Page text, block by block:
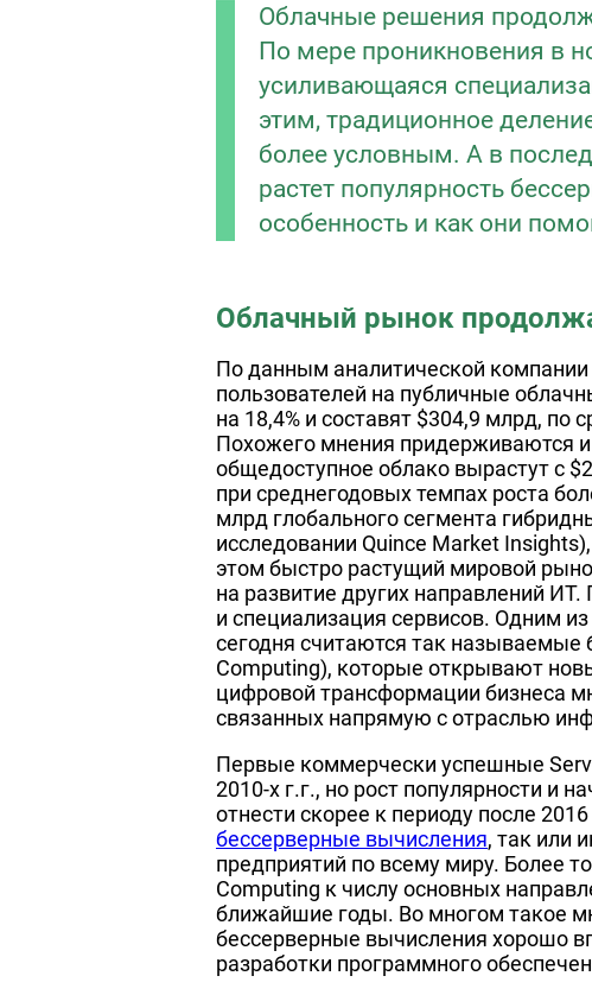
Облачные решения
По мере проникновения в
усиливающаяся
этим, традиционное
более условным. А в
растет популярность
особенность и как они
Облачный рынок
По данным аналитической
пользователей на публичные
на 18,4% и составят $304,9 млрд, по
Похожего мнения придерживаются
общедоступное облако вырастут с
при среднегодовых темпах роста
млрд глобального сегмента
исследовании Quince Market
этом быстро растущий мировой
на развитие других направлений
и специализация сервисов. Одним
сегодня считаются так
Computing), которые открывают
цифровой трансформации бизнеса
связанных напрямую с отраслью
Первые коммерчески успешные
2010-х г.г., но рост популярности и
отнести скорее к периоду после
бессерверные вычисления, так или
предприятий по всему миру. Более
Computing к числу основных
ближайшие годы. Во многом такое
бессерверные вычисления хорошо
разработки программного